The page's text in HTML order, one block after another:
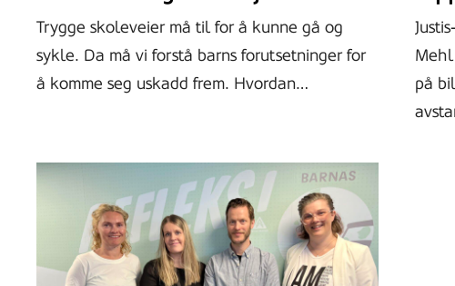
Trygge skoleveier må til for å kunne gå og
sykle. Da må vi forstå barns forutsetninger for
å komme seg uskadd frem. Hvordan…
på